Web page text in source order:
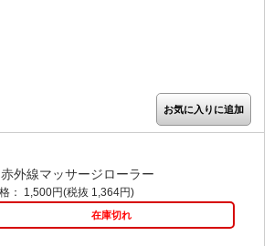
外線マッサージローラー
： 1,500円(税抜 1,364円)
在庫切れ